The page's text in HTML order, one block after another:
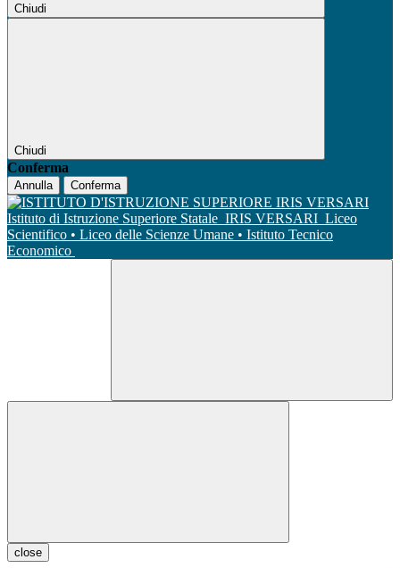
Chiudi
Chiudi
Conferma
Annulla Conferma
Istituto di Istruzione Superiore Statale IRIS VERSARI Liceo
Scientifico • Liceo delle Scienze Umane • Istituto Tecnico
Economico
close